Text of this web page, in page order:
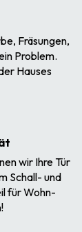
Fräsungen,
Problem.
Hauses
wir Ihre Tür
Schall- und
für Wohn-